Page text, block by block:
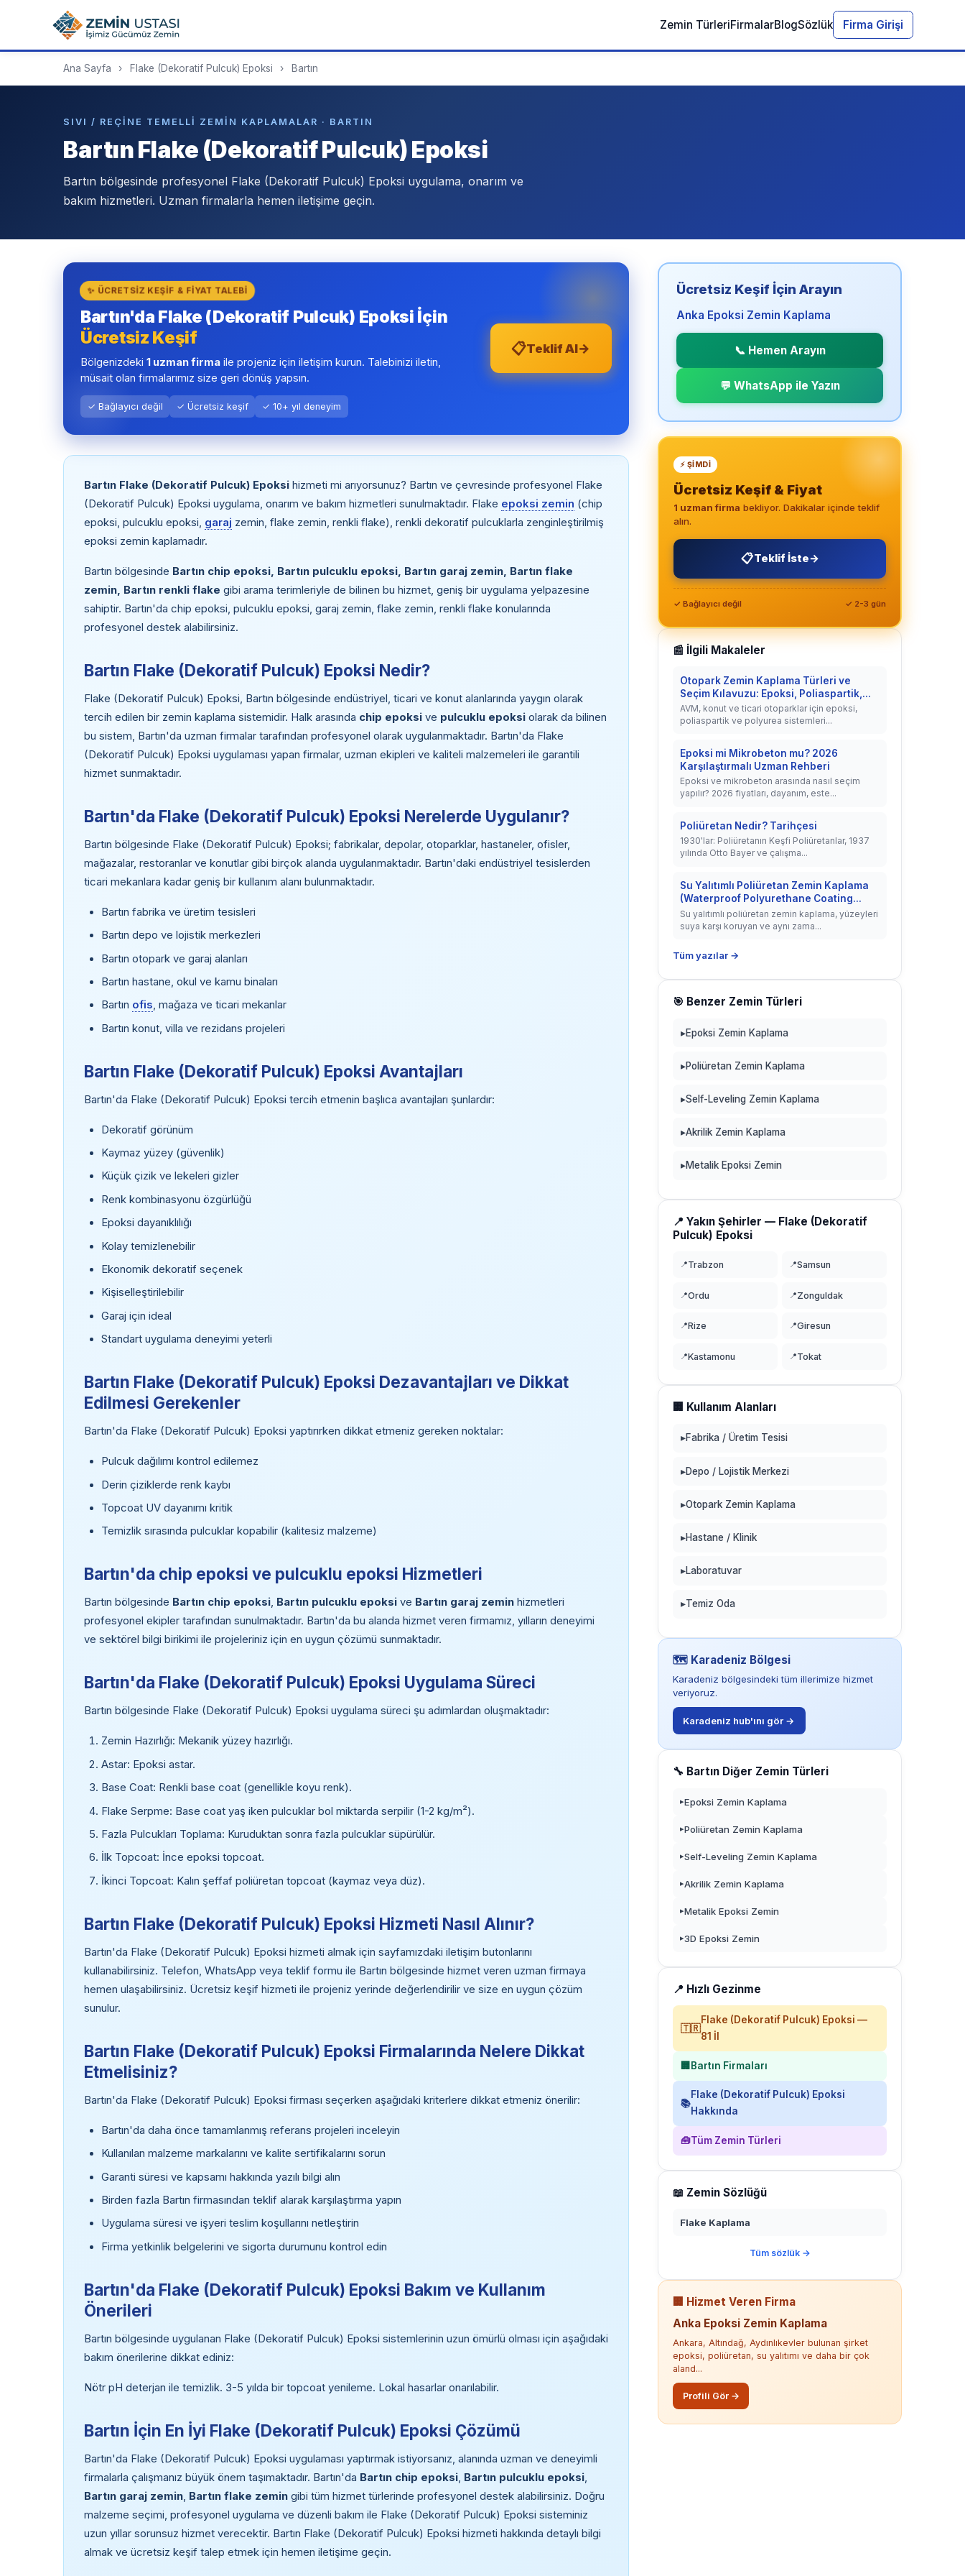
Zemin TürleriFirmalarBlogSözlük Firma Girişi
Ana Sayfa › Flake (Dekoratif Pulcuk) Epoksi › Bartın
SIVI / REÇINE TEMELLI ZEMIN KAPLAMALAR · BARTIN
Bartın Flake (Dekoratif Pulcuk) Epoksi
Bartın bölgesinde profesyonel Flake (Dekoratif Pulcuk) Epoksi uygulama, onarım ve
bakım hizmetleri. Uzman firmalarla hemen iletişime geçin.
✨ ÜCRETSIZ KEŞIF & FIYAT TALEBI
Bartın'da Flake (Dekoratif Pulcuk) Epoksi İçin
Ücretsiz Keşif
Bölgenizdeki 1 uzman firma ile projeniz için iletişim kurun. Talebinizi iletin,
müsait olan firmalarımız size geri dönüş yapsın.
✓ Bağlayıcı değil ✓ Ücretsiz keşif ✓ 10+ yıl deneyim
📋Teklif Al→
Bartın Flake (Dekoratif Pulcuk) Epoksi hizmeti mi arıyorsunuz? Bartın ve çevresinde profesyonel Flake
(Dekoratif Pulcuk) Epoksi uygulama, onarım ve bakım hizmetleri sunulmaktadır. Flake epoksi zemin (chip
epoksi, pulcuklu epoksi, garaj zemin, flake zemin, renkli flake), renkli dekoratif pulcuklarla zenginleştirilmiş
epoksi zemin kaplamadır.
Bartın bölgesinde Bartın chip epoksi, Bartın pulcuklu epoksi, Bartın garaj zemin, Bartın flake
zemin, Bartın renkli flake gibi arama terimleriyle de bilinen bu hizmet, geniş bir uygulama yelpazesine
sahiptir. Bartın'da chip epoksi, pulcuklu epoksi, garaj zemin, flake zemin, renkli flake konularında
profesyonel destek alabilirsiniz.
Bartın Flake (Dekoratif Pulcuk) Epoksi Nedir?
Flake (Dekoratif Pulcuk) Epoksi, Bartın bölgesinde endüstriyel, ticari ve konut alanlarında yaygın olarak
tercih edilen bir zemin kaplama sistemidir. Halk arasında chip epoksi ve pulcuklu epoksi olarak da bilinen
bu sistem, Bartın'da uzman firmalar tarafından profesyonel olarak uygulanmaktadır. Bartın'da Flake
(Dekoratif Pulcuk) Epoksi uygulaması yapan firmalar, uzman ekipleri ve kaliteli malzemeleri ile garantili
hizmet sunmaktadır.
Bartın'da Flake (Dekoratif Pulcuk) Epoksi Nerelerde Uygulanır?
Bartın bölgesinde Flake (Dekoratif Pulcuk) Epoksi; fabrikalar, depolar, otoparklar, hastaneler, ofisler,
mağazalar, restoranlar ve konutlar gibi birçok alanda uygulanmaktadır. Bartın'daki endüstriyel tesislerden
ticari mekanlara kadar geniş bir kullanım alanı bulunmaktadır.
Bartın fabrika ve üretim tesisleri
Bartın depo ve lojistik merkezleri
Bartın otopark ve garaj alanları
Bartın hastane, okul ve kamu binaları
Bartın ofis, mağaza ve ticari mekanlar
Bartın konut, villa ve rezidans projeleri
Bartın Flake (Dekoratif Pulcuk) Epoksi Avantajları
Bartın'da Flake (Dekoratif Pulcuk) Epoksi tercih etmenin başlıca avantajları şunlardır:
Dekoratif görünüm
Kaymaz yüzey (güvenlik)
Küçük çizik ve lekeleri gizler
Renk kombinasyonu özgürlüğü
Epoksi dayanıklılığı
Kolay temizlenebilir
Ekonomik dekoratif seçenek
Kişiselleştirilebilir
Garaj için ideal
Standart uygulama deneyimi yeterli
Bartın Flake (Dekoratif Pulcuk) Epoksi Dezavantajları ve Dikkat
Edilmesi Gerekenler
Bartın'da Flake (Dekoratif Pulcuk) Epoksi yaptırırken dikkat etmeniz gereken noktalar:
Pulcuk dağılımı kontrol edilemez
Derin çiziklerde renk kaybı
Topcoat UV dayanımı kritik
Temizlik sırasında pulcuklar kopabilir (kalitesiz malzeme)
Bartın'da chip epoksi ve pulcuklu epoksi Hizmetleri
Bartın bölgesinde Bartın chip epoksi, Bartın pulcuklu epoksi ve Bartın garaj zemin hizmetleri
profesyonel ekipler tarafından sunulmaktadır. Bartın'da bu alanda hizmet veren firmamız, yılların deneyimi
ve sektörel bilgi birikimi ile projeleriniz için en uygun çözümü sunmaktadır.
Bartın'da Flake (Dekoratif Pulcuk) Epoksi Uygulama Süreci
Bartın bölgesinde Flake (Dekoratif Pulcuk) Epoksi uygulama süreci şu adımlardan oluşmaktadır:
Zemin Hazırlığı: Mekanik yüzey hazırlığı.
Astar: Epoksi astar.
Base Coat: Renkli base coat (genellikle koyu renk).
Flake Serpme: Base coat yaş iken pulcuklar bol miktarda serpilir (1-2 kg/m²).
Fazla Pulcukları Toplama: Kuruduktan sonra fazla pulcuklar süpürülür.
İlk Topcoat: İnce epoksi topcoat.
İkinci Topcoat: Kalın şeffaf poliüretan topcoat (kaymaz veya düz).
Bartın Flake (Dekoratif Pulcuk) Epoksi Hizmeti Nasıl Alınır?
Bartın'da Flake (Dekoratif Pulcuk) Epoksi hizmeti almak için sayfamızdaki iletişim butonlarını
kullanabilirsiniz. Telefon, WhatsApp veya teklif formu ile Bartın bölgesinde hizmet veren uzman firmaya
hemen ulaşabilirsiniz. Ücretsiz keşif hizmeti ile projeniz yerinde değerlendirilir ve size en uygun çözüm
sunulur.
Bartın Flake (Dekoratif Pulcuk) Epoksi Firmalarında Nelere Dikkat
Etmelisiniz?
Bartın'da Flake (Dekoratif Pulcuk) Epoksi firması seçerken aşağıdaki kriterlere dikkat etmeniz önerilir:
Bartın'da daha önce tamamlanmış referans projeleri inceleyin
Kullanılan malzeme markalarını ve kalite sertifikalarını sorun
Garanti süresi ve kapsamı hakkında yazılı bilgi alın
Birden fazla Bartın firmasından teklif alarak karşılaştırma yapın
Uygulama süresi ve işyeri teslim koşullarını netleştirin
Firma yetkinlik belgelerini ve sigorta durumunu kontrol edin
Bartın'da Flake (Dekoratif Pulcuk) Epoksi Bakım ve Kullanım
Önerileri
Bartın bölgesinde uygulanan Flake (Dekoratif Pulcuk) Epoksi sistemlerinin uzun ömürlü olması için aşağıdaki
bakım önerilerine dikkat ediniz:
Nötr pH deterjan ile temizlik. 3-5 yılda bir topcoat yenileme. Lokal hasarlar onarılabilir.
Bartın İçin En İyi Flake (Dekoratif Pulcuk) Epoksi Çözümü
Bartın'da Flake (Dekoratif Pulcuk) Epoksi uygulaması yaptırmak istiyorsanız, alanında uzman ve deneyimli
firmalarla çalışmanız büyük önem taşımaktadır. Bartın'da Bartın chip epoksi, Bartın pulcuklu epoksi,
Bartın garaj zemin, Bartın flake zemin gibi tüm hizmet türlerinde profesyonel destek alabilirsiniz. Doğru
malzeme seçimi, profesyonel uygulama ve düzenli bakım ile Flake (Dekoratif Pulcuk) Epoksi sisteminiz
uzun yıllar sorunsuz hizmet verecektir. Bartın Flake (Dekoratif Pulcuk) Epoksi hizmeti hakkında detaylı bilgi
almak ve ücretsiz keşif talep etmek için hemen iletişime geçin.
Ücretsiz Keşif İçin Arayın
Anka Epoksi Zemin Kaplama
📞 Hemen Arayın
💬 WhatsApp ile Yazın
⚡ ŞIMDI
Ücretsiz Keşif & Fiyat
1 uzman firma bekliyor. Dakikalar içinde teklif
alın.
📋Teklif İste→
✓ Bağlayıcı değil ✓ 2-3 gün
📰 İlgili Makaleler
Otopark Zemin Kaplama Türleri ve
Seçim Kılavuzu: Epoksi, Poliaspartik,...
AVM, konut ve ticari otoparklar için epoksi,
poliaspartik ve polyurea sistemleri...
Epoksi mi Mikrobeton mu? 2026
Karşılaştırmalı Uzman Rehberi
Epoksi ve mikrobeton arasında nasıl seçim
yapılır? 2026 fiyatları, dayanım, este...
Poliüretan Nedir? Tarihçesi
1930'lar: Poliüretanın Keşfi Poliüretanlar, 1937
yılında Otto Bayer ve çalışma...
Su Yalıtımlı Poliüretan Zemin Kaplama
(Waterproof Polyurethane Coating...
Su yalıtımlı poliüretan zemin kaplama, yüzeyleri
suya karşı koruyan ve aynı zama...
Tüm yazılar →
🎯 Benzer Zemin Türleri
▸Epoksi Zemin Kaplama
▸Poliüretan Zemin Kaplama
▸Self-Leveling Zemin Kaplama
▸Akrilik Zemin Kaplama
▸Metalik Epoksi Zemin
📍 Yakın Şehirler — Flake (Dekoratif
Pulcuk) Epoksi
📍Trabzon 📍Samsun
📍Ordu 📍Zonguldak
📍Rize 📍Giresun
📍Kastamonu 📍Tokat
🏢 Kullanım Alanları
▸Fabrika / Üretim Tesisi
▸Depo / Lojistik Merkezi
▸Otopark Zemin Kaplama
▸Hastane / Klinik
▸Laboratuvar
▸Temiz Oda
🗺️ Karadeniz Bölgesi
Karadeniz bölgesindeki tüm illerimize hizmet
veriyoruz.
Karadeniz hub'ını gör →
🔧 Bartın Diğer Zemin Türleri
▸Epoksi Zemin Kaplama
▸Poliüretan Zemin Kaplama
▸Self-Leveling Zemin Kaplama
▸Akrilik Zemin Kaplama
▸Metalik Epoksi Zemin
▸3D Epoksi Zemin
📍 Hızlı Gezinme
🇹🇷
Flake (Dekoratif Pulcuk) Epoksi —
81 İl
Bartın Firmaları
📚
Flake (Dekoratif Pulcuk) Epoksi
Hakkında
🧰Tüm Zemin Türleri
📖 Zemin Sözlüğü
Flake Kaplama
Tüm sözlük →
🏢 Hizmet Veren Firma
Anka Epoksi Zemin Kaplama
Ankara, Altındağ, Aydınlıkevler bulunan şirket
epoksi, poliüretan, su yalıtımı ve daha bir çok
aland...
Profili Gör →